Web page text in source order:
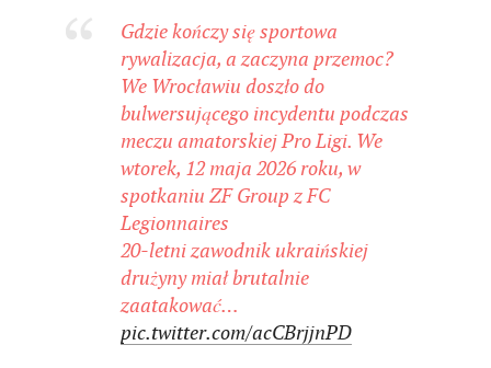
Gdzie kończy się sportowa
rywalizacja, a zaczyna przemoc?
We Wrocławiu doszło do
bulwersującego incydentu podczas
meczu amatorskiej Pro Ligi. We
wtorek, 12 maja 2026 roku, w
spotkaniu ZF Group z FC
Legionnaires
20-letni zawodnik ukraińskiej
drużyny miał brutalnie
zaatakować…
pic.twitter.com/acCBrjjnPD